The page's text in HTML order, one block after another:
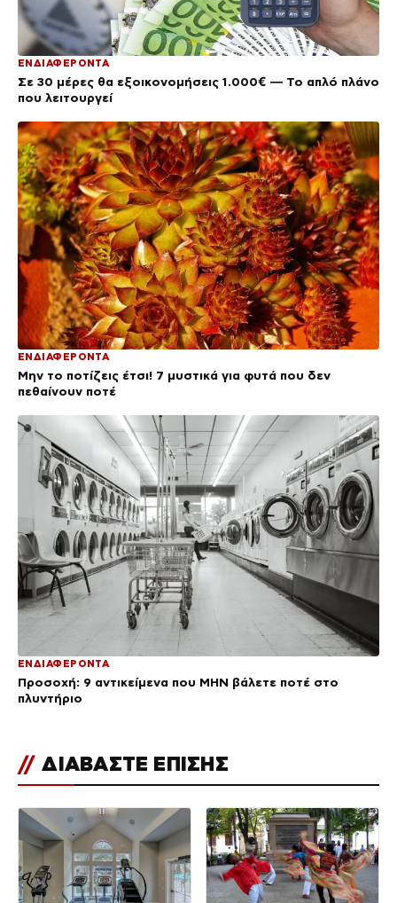
ΕΝΔΙΑΦΕΡΟΝΤΑ
Σε 30 μέρες θα εξοικονομήσεις 1.000€ — Το απλό πλάνο
που λειτουργεί
ΕΝΔΙΑΦΕΡΟΝΤΑ
Μην το ποτίζεις έτσι! 7 μυστικά για φυτά που δεν
πεθαίνουν ποτέ
ΕΝΔΙΑΦΕΡΟΝΤΑ
Προσοχή: 9 αντικείμενα που ΜΗΝ βάλετε ποτέ στο
πλυντήριο
// ΔΙΑΒΑΣΤΕ ΕΠΙΣΗΣ